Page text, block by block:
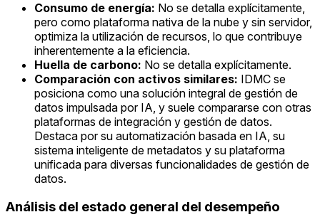
Consumo de energía: No se detalla explícitamente,
pero como plataforma nativa de la nube y sin servidor,
optimiza la utilización de recursos, lo que contribuye
inherentemente a la eficiencia.
Huella de carbono: No se detalla explícitamente.
Comparación con activos similares: IDMC se
posiciona como una solución integral de gestión de
datos impulsada por IA, y suele compararse con otras
plataformas de integración y gestión de datos.
Destaca por su automatización basada en IA, su
sistema inteligente de metadatos y su plataforma
unificada para diversas funcionalidades de gestión de
datos.
Análisis del estado general del desempeño